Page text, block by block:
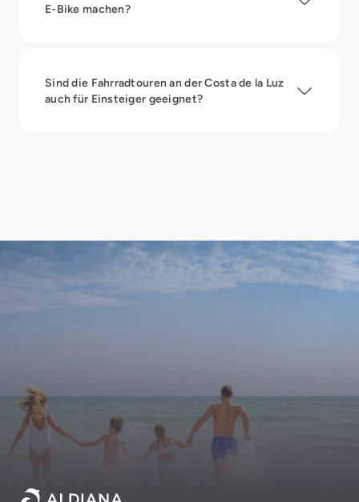
E-Bike machen?
Sind die Fahrradtouren an der Costa de la Luz
auch für Einsteiger geeignet?